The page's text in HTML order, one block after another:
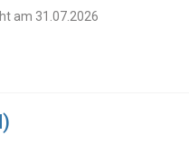
am 31.07.2026